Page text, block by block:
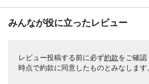
みんなが役に立ったレビュー
レビュー投稿する前に必ず約款をご確認
時点で約款に同意したものとみなします